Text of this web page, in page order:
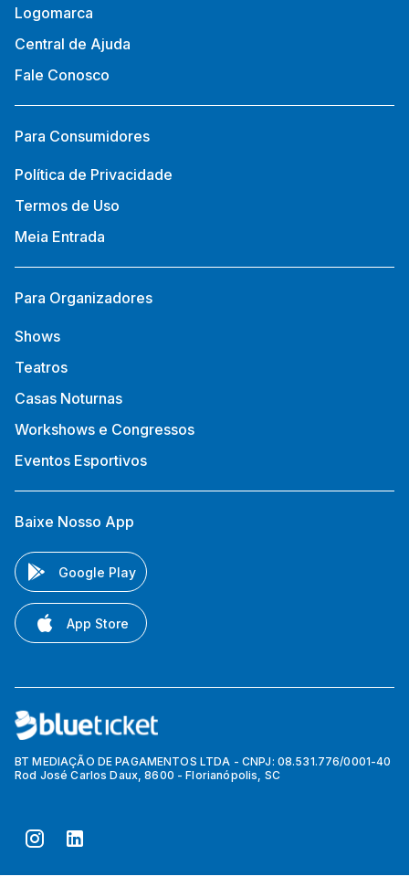
Logomarca
Central de Ajuda
Fale Conosco
Para Consumidores
Política de Privacidade
Termos de Uso
Meia Entrada
Para Organizadores
Shows
Teatros
Casas Noturnas
Workshows e Congressos
Eventos Esportivos
Baixe Nosso App
Google Play
App Store
BT MEDIAÇÃO DE PAGAMENTOS LTDA - CNPJ: 08.531.776/0001-40
Rod José Carlos Daux, 8600 - Florianópolis, SC